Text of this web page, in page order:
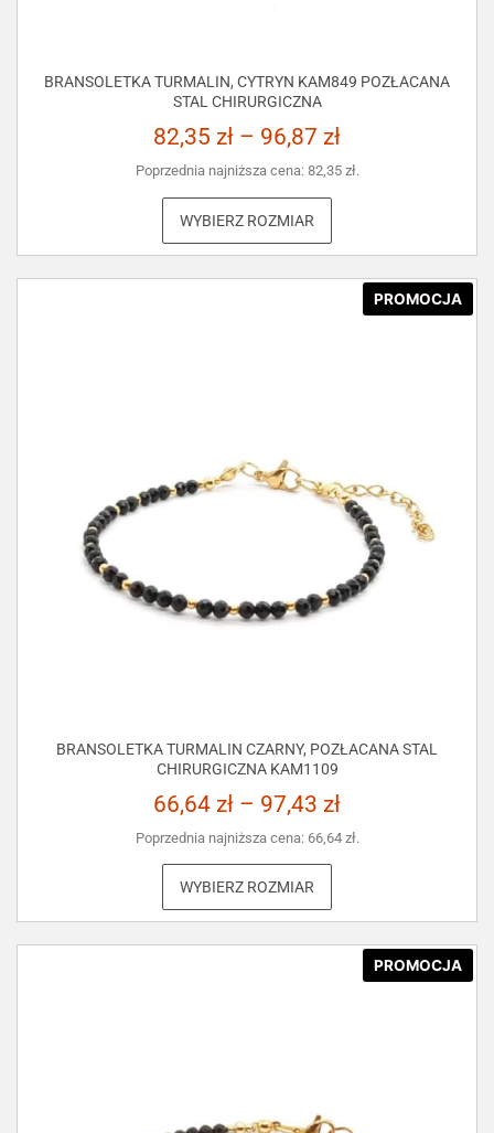
BRANSOLETKA TURMALIN, CYTRYN KAM849 POZŁACANA
STAL CHIRURGICZNA
82,35 zł – 96,87 zł
Poprzednia najniższa cena: 82,35 zł.
WYBIERZ ROZMIAR
PROMOCJA
BRANSOLETKA TURMALIN CZARNY, POZŁACANA STAL
CHIRURGICZNA KAM1109
66,64 zł – 97,43 zł
Poprzednia najniższa cena: 66,64 zł.
WYBIERZ ROZMIAR
PROMOCJA